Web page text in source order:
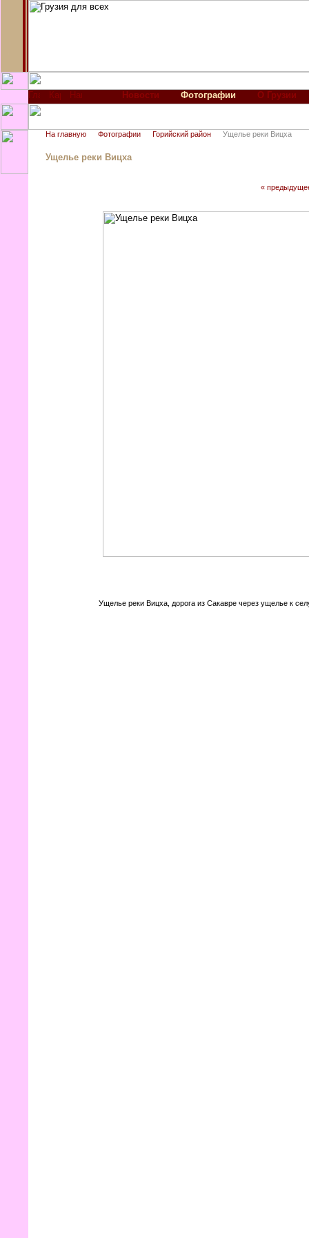
Новости Фотографии О Грузии
На главную Фотографии Горийский район Ущелье реки Вицха
Ущелье реки Вицха
«
Ущелье реки Вицха, дорога из Сакавре через ущелье к